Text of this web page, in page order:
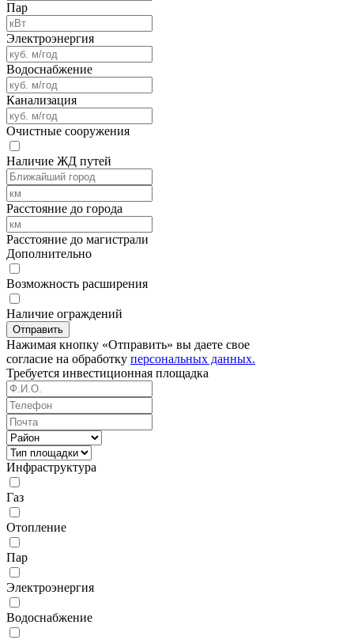
Пар
Электроэнергия
Водоснабжение
Канализация
Очистные сооружения
Наличие ЖД путей
Расстояние до города
Расстояние до магистрали
Дополнительно
Возможность расширения
Наличие ограждений
Отправить
Нажимая кнопку «Отправить» вы даете свое
согласие на обработку персональных данных.
Требуется инвестиционная площадка
Инфраструктура
Газ
Отопление
Пар
Электроэнергия
Водоснабжение